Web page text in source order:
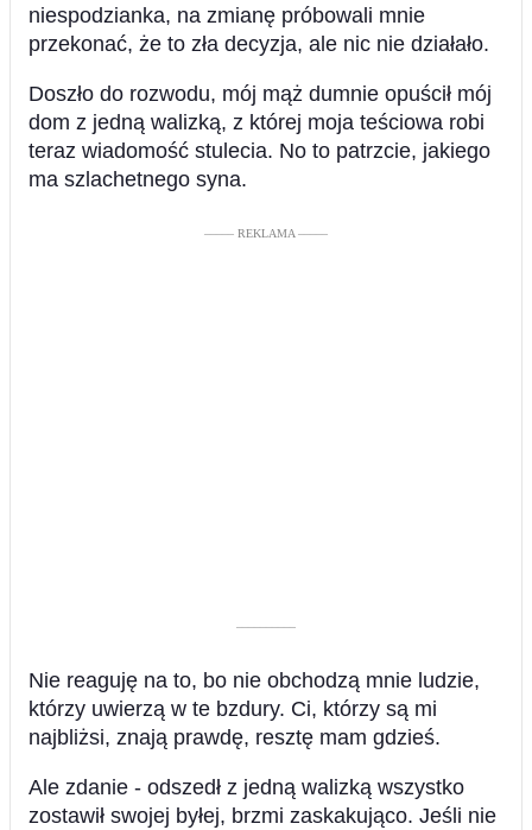
niespodzianka, na zmianę próbowali mnie
przekonać, że to zła decyzja, ale nic nie działało.
Doszło do rozwodu, mój mąż dumnie opuścił mój
dom z jedną walizką, z której moja teściowa robi
teraz wiadomość stulecia. No to patrzcie, jakiego
ma szlachetnego syna.
––––– REKLAMA –––––
––––––––––
Nie reaguję na to, bo nie obchodzą mnie ludzie,
którzy uwierzą w te bzdury. Ci, którzy są mi
najbliżsi, znają prawdę, resztę mam gdzieś.
Ale zdanie - odszedł z jedną walizką wszystko
zostawił swojej byłej, brzmi zaskakująco. Jeśli nie